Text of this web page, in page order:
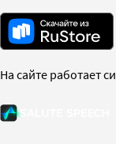
На сайте работает